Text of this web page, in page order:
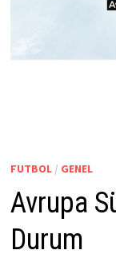
FUTBOL/ GENEL
Avrupa
Durum